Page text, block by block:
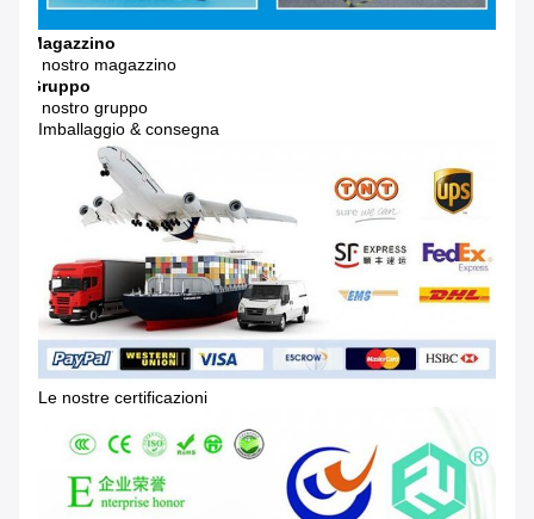
Magazzino
Il nostro magazzino
Gruppo
Il nostro gruppo
Imballaggio & consegna
Le nostre certificazioni